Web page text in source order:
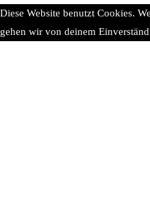
Diese Website benutzt Cookies.
gehen wir von deinem